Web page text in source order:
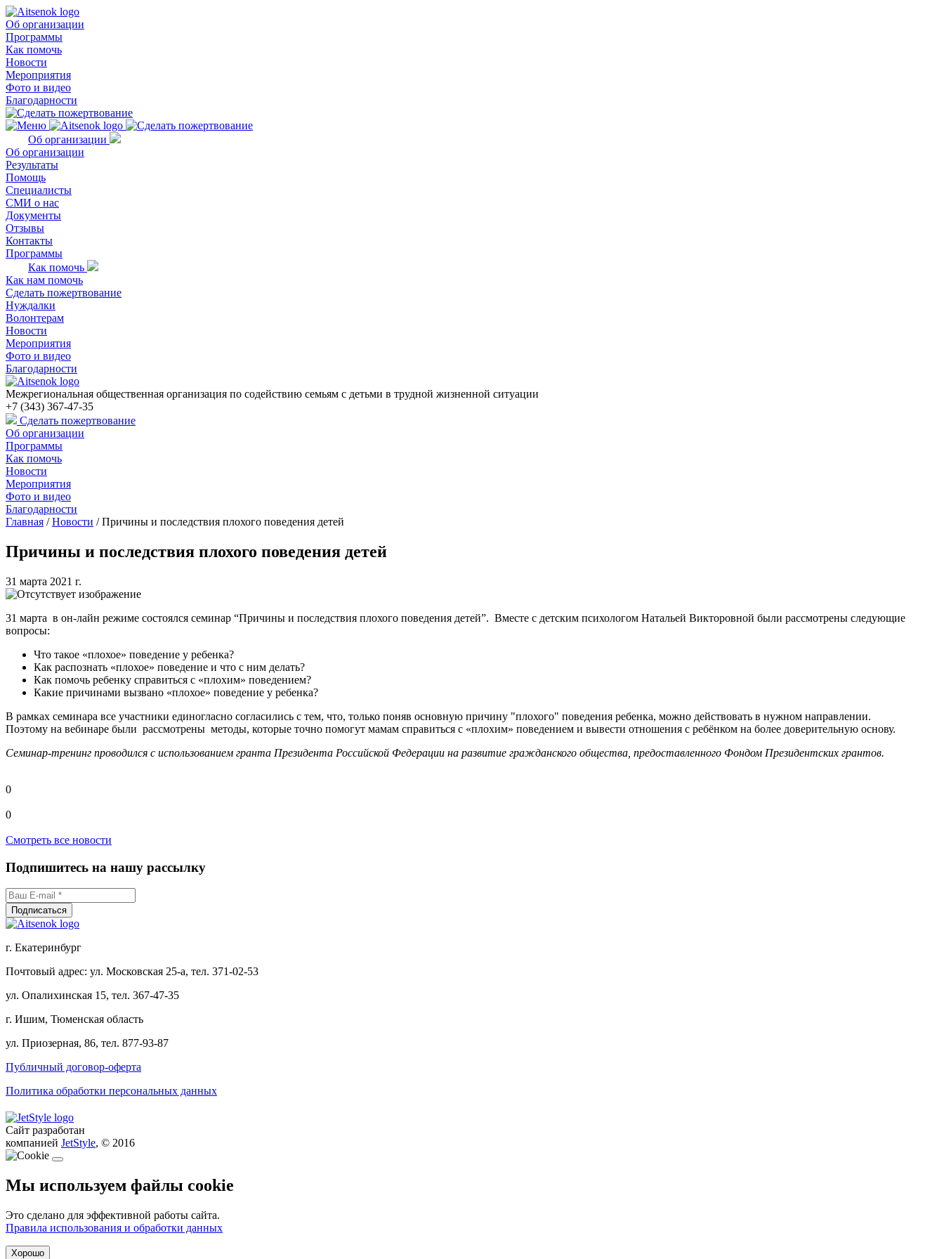
Об организации
Программы
Как помочь
Новости
Мероприятия
Фото и видео
Благодарности
Об организации
Об организации
Результаты
Помощь
Специалисты
СМИ о нас
Документы
Отзывы
Контакты
Программы
Как помочь
Как нам помочь
Сделать пожертвование
Нуждалки
Волонтерам
Новости
Мероприятия
Фото и видео
Благодарности
Межрегиональная общественная организация по содействию семьям с детьми в трудной жизненной ситуации
+7 (343) 367-47-35
Сделать пожертвование
Об организации
Программы
Как помочь
Новости
Мероприятия
Фото и видео
Благодарности
Главная /Новости /Причины и последствия плохого поведения детей
Причины и последствия плохого поведения детей
31 марта 2021 г.
31 марта в он-лайн режиме состоялся семинар “Причины и последствия плохого поведения детей”. Вместе с детским психологом Натальей Викторовной были рассмотрены следующие
вопросы:
Что такое «плохое» поведение у ребенка?
Как распознать «плохое» поведение и что с ним делать?
Как помочь ребенку справиться с «плохим» поведением?
Какие причинами вызвано «плохое» поведение у ребенка?
В рамках семинара все участники единогласно согласились с тем, что, только поняв основную причину "плохого" поведения ребенка, можно действовать в нужном направлении.
Поэтому на вебинаре были рассмотрены методы, которые точно помогут мамам справиться с «плохим» поведением и вывести отношения с ребёнком на более доверительную основу.
Семинар-тренинг проводился с использованием гранта Президента Российской Федерации на развитие гражданского общества, предоставленного Фондом Президентских грантов.​
0
0
Смотреть все новости
Подпишитесь на нашу рассылку
г. Екатеринбург
Почтовый адрес: ул. Московская 25-а, тел. 371-02-53
ул. Опалихинская 15, тел. 367-47-35
г. Ишим, Тюменская область
ул. Приозерная, 86, тел. 877-93-87
Публичный договор-оферта
Политика обработки персональных данных
Сайт разработан
компанией JetStyle, © 2016
Мы используем файлы cookie
Это сделано для эффективной работы сайта.
Правила использования и обработки данных
Хорошо